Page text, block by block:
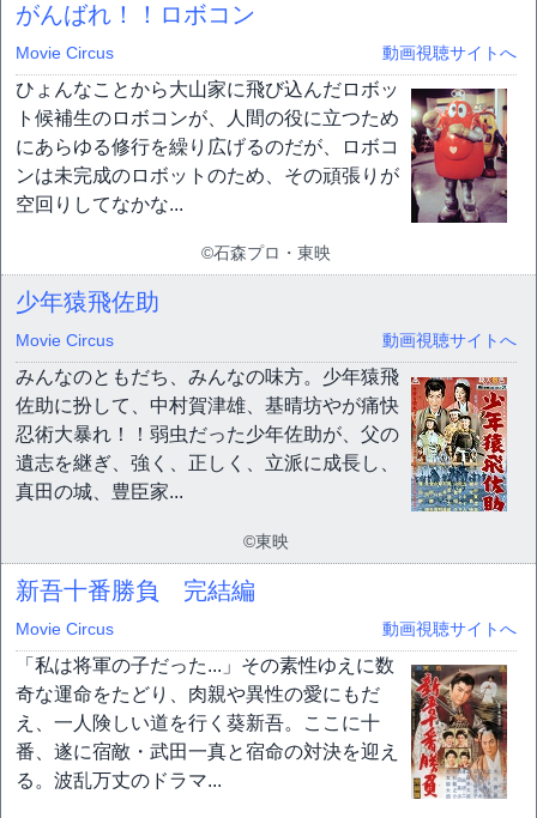
がんばれ！！ロボコン
Movie Circus 動画視聴サイトへ
ひょんなことから大山家に飛び込んだロボッ
ト候補生のロボコンが、人間の役に立つため
にあらゆる修行を繰り広げるのだが、ロボコ
ンは未完成のロボットのため、その頑張りが
空回りしてなかな...
©石森プロ・東映
少年猿飛佐助
Movie Circus 動画視聴サイトへ
みんなのともだち、みんなの味方。少年猿飛
佐助に扮して、中村賀津雄、基晴坊やが痛快
忍術大暴れ！！弱虫だった少年佐助が、父の
遺志を継ぎ、強く、正しく、立派に成長し、
真田の城、豊臣家...
©東映
新吾十番勝負 完結編
Movie Circus 動画視聴サイトへ
「私は将軍の子だった...」その素性ゆえに数
奇な運命をたどり、肉親や異性の愛にもだ
え、一人険しい道を行く葵新吾。ここに十
番、遂に宿敵・武田一真と宿命の対決を迎え
る。波乱万丈のドラマ...